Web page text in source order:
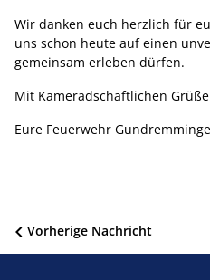
Wir danken euch herzlich für
uns schon heute auf einen
gemeinsam erleben dürfen.
Mit Kameradschaftlichen
Eure Feuerwehr
Beitragsnavigation
Vorherige Nachricht